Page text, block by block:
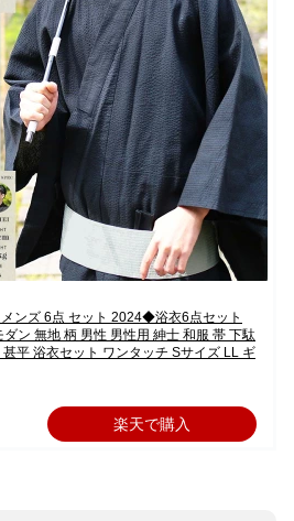
メンズ 6点 セット 2024◆浴衣6点セット
ン 無地 柄 男性 男性用 紳士 和服 帯 下駄
平 浴衣セット ワンタッチ Sサイズ LL ギ
楽天で購入